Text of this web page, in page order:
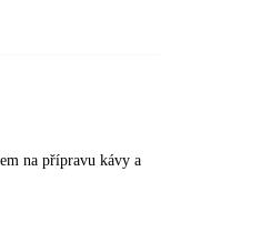
na přípravu kávy a